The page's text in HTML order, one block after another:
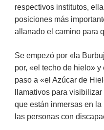
respectivos institutos,
posiciones más
allanado el camino para
Se empezó por «la
por, «el techo de hielo»
paso a «el Azúcar de
llamativos para
que están inmersas en
las personas con